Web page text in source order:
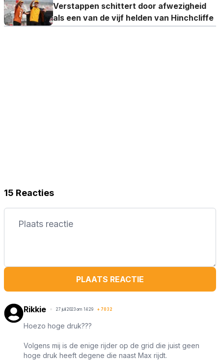
Verstappen schittert door afwezigheid
als een van de vijf helden van Hinchcliffe
15 Reacties
PLAATS REACTIE
Rikkie 27 juli 2023 om 14:29 + 7032
Hoezo hoge druk???
Volgens mij is de enige rijder op de grid die juist geen
hoge druk heeft degene die naast Max rijdt.